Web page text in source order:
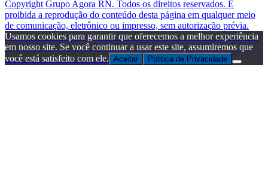
Copyright Grupo Agora RN. Todos os direitos reservados. É
proibida a reprodução do conteúdo desta página em qualquer meio
de comunicação, eletrônico ou impresso, sem autorização prévia.
Usamos cookies para garantir que oferecemos a melhor experiência
em nosso site. Se você continuar a usar este site, assumiremos que
você está satisfeito com ele. Aceitar Politica de Privacidade